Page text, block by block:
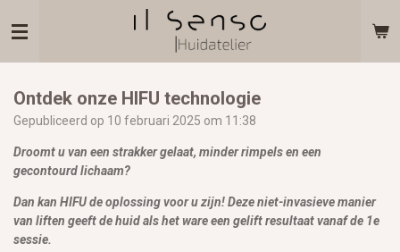
direct
hoofdinhoud
Ontdek onze HIFU technologie
Gepubliceerd op 10 februari 2025 om 11:38
Droomt u van een strakker gelaat, minder rimpels en een
gecontourd lichaam?
Dan kan HIFU de oplossing voor u zijn! Deze niet-invasieve manier
van liften geeft de huid als het ware een gelift resultaat vanaf de 1e
sessie.